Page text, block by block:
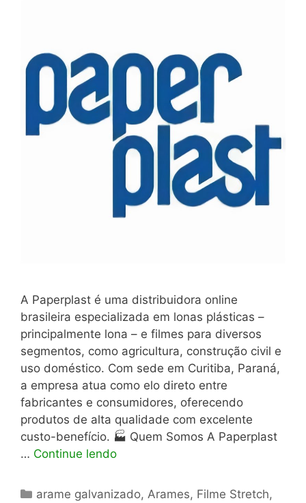
A Paperplast é uma distribuidora online
brasileira especializada em lonas plásticas –
principalmente lona – e filmes para diversos
segmentos, como agricultura, construção civil e
uso doméstico. Com sede em Curitiba, Paraná,
a empresa atua como elo direto entre
fabricantes e consumidores, oferecendo
produtos de alta qualidade com excelente
custo-benefício. 🏭 Quem Somos A Paperplast
… Continue lendo
Categorias
arame galvanizado, Arames, Filme Stretch,